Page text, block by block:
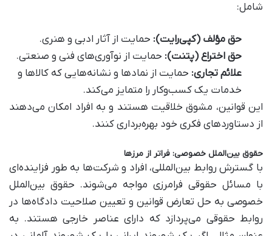
شامل:
حق مؤلف (کپی‌رایت): حمایت از آثار ادبی و هنری.
حق اختراع (پتنت): حمایت از نوآوری‌های فنی و صنعتی.
علائم تجاری: حمایت از نمادها و نشانه‌هایی که کالاها و
خدمات یک کسب‌وکار را متمایز می‌کند.
این قوانین، مشوق خلاقیت هستند و به افراد امکان می‌دهند
از دستاوردهای فکری خود بهره‌برداری کنند.
حقوق بین‌الملل خصوصی: فراتر از مرزها
با گسترش روابط بین‌المللی، افراد و شرکت‌ها به طور فزاینده‌ای
با مسائل حقوقی فرامرزی مواجه می‌شوند. حقوق بین‌الملل
خصوصی به حل تعارض قوانین و تعیین صلاحیت دادگاه‌ها در
روابط حقوقی می‌پردازد که دارای عناصر خارجی هستند. به